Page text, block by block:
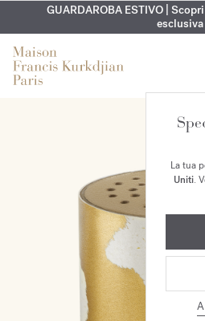
ESCLUSIVO | Scopri la nuova
tuo ordine*
INCISIONE GRATUITA | Su tutte
corpo fino al 9
GUARDAROBA ESTIVO |
esclusiva
La tua
Uniti.